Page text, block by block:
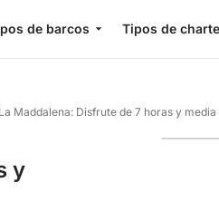
de barcos Tipos de
Maddalena: Disfrute de 7 horas y
y